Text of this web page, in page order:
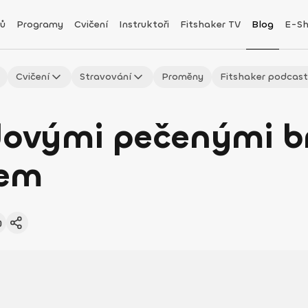
Programy Cvičení Instruktoři Fitshaker TV Blog E-
Cvičení Stravování Proměny Fitshaker
pečenými